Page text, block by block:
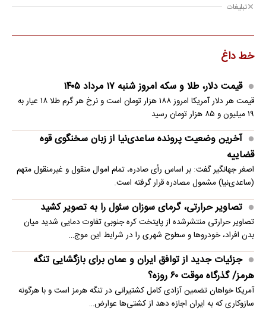
تبلیغات
خط داغ
قیمت دلار، طلا و سکه امروز شنبه ۱۷ مرداد ۱۴۰۵
قیمت هر دلار آمریکا امروز ۱۸۸ هزار تومان است و نرخ هر گرم طلا ۱۸ عیار به
۱۹ میلیون و ۸۵ هزار تومان رسید
آخرین وضعیت پرونده ساعدی‌نیا از زبان سخنگوی قوه
قضاییه
اصغر جهانگیر گفت: بر اساس رأی صادره، تمام اموال منقول و غیرمنقول متهم
(ساعدی‌نیا) مشمول مصادره قرار گرفته است.
تصاویر حرارتی، گرمای سوزان سئول را به تصویر کشید
تصاویر حرارتی منتشرشده از پایتخت کره جنوبی تفاوت دمایی شدید میان
بدن افراد، خودروها و سطوح شهری را در شرایط این موج…
جزئیات جدید از توافق ایران و عمان برای بازگشایی تنگه
هرمز/ گذرگاه موقت ۶۰ روزه؟
آمریکا خواهان تضمین آزادی کامل کشتیرانی در تنگه هرمز است و با هرگونه
سازوکاری که به ایران اجازه دهد از کشتی‌ها عوارض…